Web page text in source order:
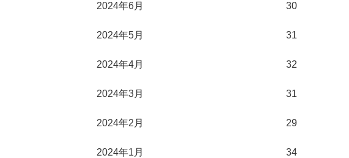
2024年6月 30
2024年5月 31
2024年4月 32
2024年3月 31
2024年2月 29
2024年1月 34